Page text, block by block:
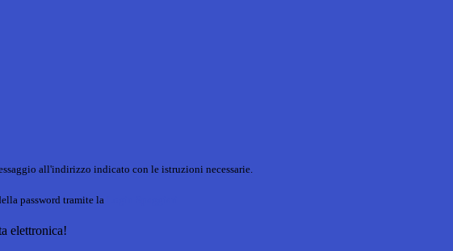
all'indirizzo indicato con le istruzioni necessarie.
password tramite la
elettronica!